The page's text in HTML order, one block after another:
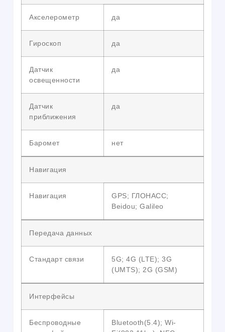
Акселерометр да
Гироскоп да
Датчик
освещенности
да
Датчик
приближения
да
Баромет нет
Навигация
Навигация
GPS; ГЛОНАСС;
Beidou; Galileo
Передача данных
Стандарт связи
5G; 4G (LTE); 3G
(UMTS); 2G (GSM)
Интерфейсы
Беспроводные
Bluetooth(5.4); Wi-